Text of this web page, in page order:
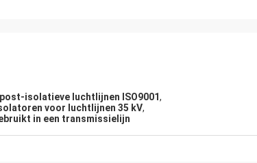
isolatieve luchtlijnen ISO9001,
voor luchtlijnen 35 kV,
in een transmissielijn